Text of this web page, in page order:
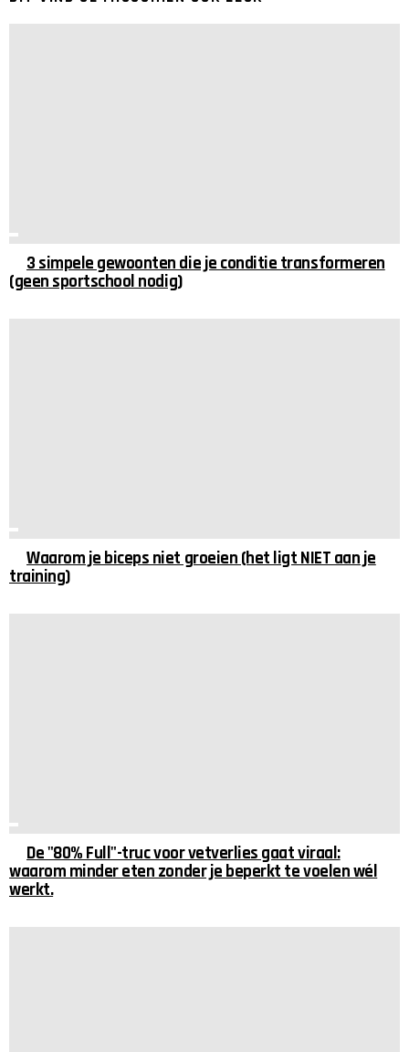
3 simpele gewoonten die je conditie transformeren
(geen sportschool nodig)
Waarom je biceps niet groeien (het ligt NIET aan je
training)
De "80% Full"-truc voor vetverlies gaat viraal:
waarom minder eten zonder je beperkt te voelen wél
werkt.